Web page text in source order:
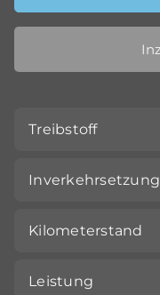
Treibstoff
Inverkehrsetzung
Kilometerstand
Leistung